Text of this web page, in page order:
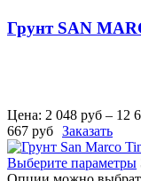
Грунт SAN
Цена: 2 048 руб – 12
667 руб Заказать
Выберите параметры